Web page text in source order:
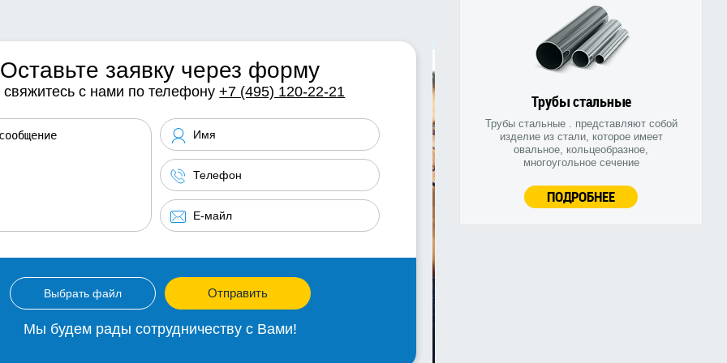
Трубы стальные
Трубы стальные . представляют собой
изделие из стали, которое имеет
овальное, кольцеобразное,
многоугольное сечение
ПОДРОБНЕЕ
Оставьте заявку через форму
свяжитесь с нами по телефону+7 (495) 120-22-21
Выбрать файл Отправить
Мы будем рады сотрудничеству с Вами!